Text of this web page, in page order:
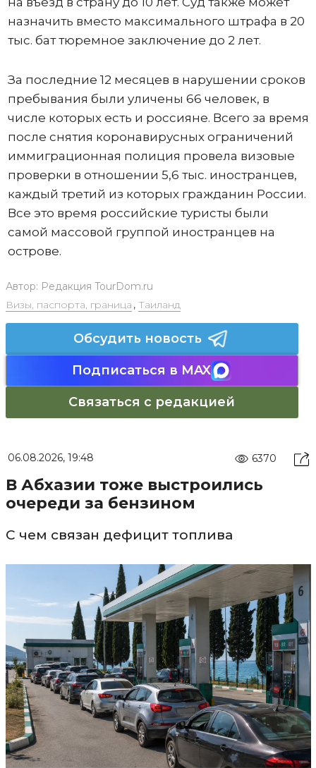
назначить вместо максимального штрафа в 20
тыс. бат тюремное заключение до 2 лет.
За последние 12 месяцев в нарушении сроков
пребывания были уличены 66 человек, в
числе которых есть и россияне. Всего за время
после снятия коронавирусных ограничений
иммиграционная полиция провела визовые
проверки в отношении 5,6 тыс. иностранцев,
каждый третий из которых гражданин России.
Все это время российские туристы были
самой массовой группой иностранцев на
острове.
Автор: Редакция TourDom.ru
Визы, паспорта, граница , Таиланд
Обсудить новость
Подписаться в MAX
Связаться с редакцией
06.08.2026, 19:48 6370
В Абхазии тоже выстроились
очереди за бензином
С чем связан дефицит топлива